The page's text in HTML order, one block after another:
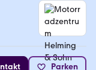
Parken